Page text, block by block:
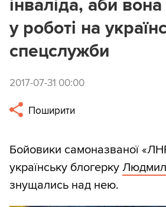
інваліда, аби вона
у роботі на
спецслужби
2017-07-31 00:00
Поширити
Бойовики самоназваної
українську блогерку
знущались над нею.